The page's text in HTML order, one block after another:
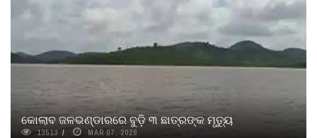
କୋଲାବ ଜଳଭଣ୍ଡାରରେ ବୁଡ଼ି ୩ ଛାତ୍ରଙ୍କ ମୃତ୍ୟୁ
13513 MAR 07, 2026